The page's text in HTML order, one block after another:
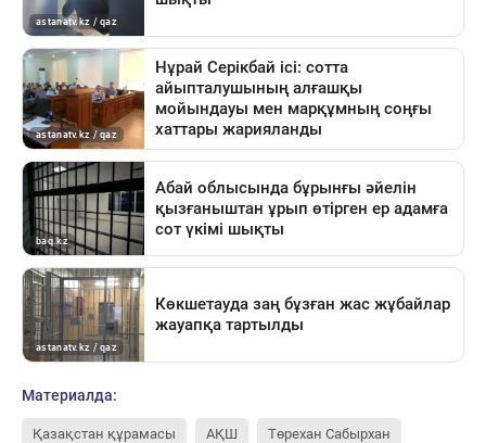
Материалда:
Қазақстан құрамасы АҚШ Төрехан Сабырхан